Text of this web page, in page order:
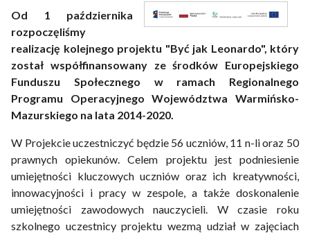
Od 1 października
rozpoczęliśmy
realizację kolejnego projektu "Być jak Leonardo", który
został współfinansowany ze środków Europejskiego
Funduszu Społecznego w ramach Regionalnego
Programu Operacyjnego Województwa Warmińsko-
Mazurskiego na lata 2014-2020.
W Projekcie uczestniczyć będzie 56 uczniów, 11 n-li oraz 50
prawnych opiekunów. Celem projektu jest podniesienie
umiejętności kluczowych uczniów oraz ich kreatywności,
innowacyjności i pracy w zespole, a także doskonalenie
umiejętności zawodowych nauczycieli. W czasie roku
szkolnego uczestnicy projektu wezmą udział w zajęciach